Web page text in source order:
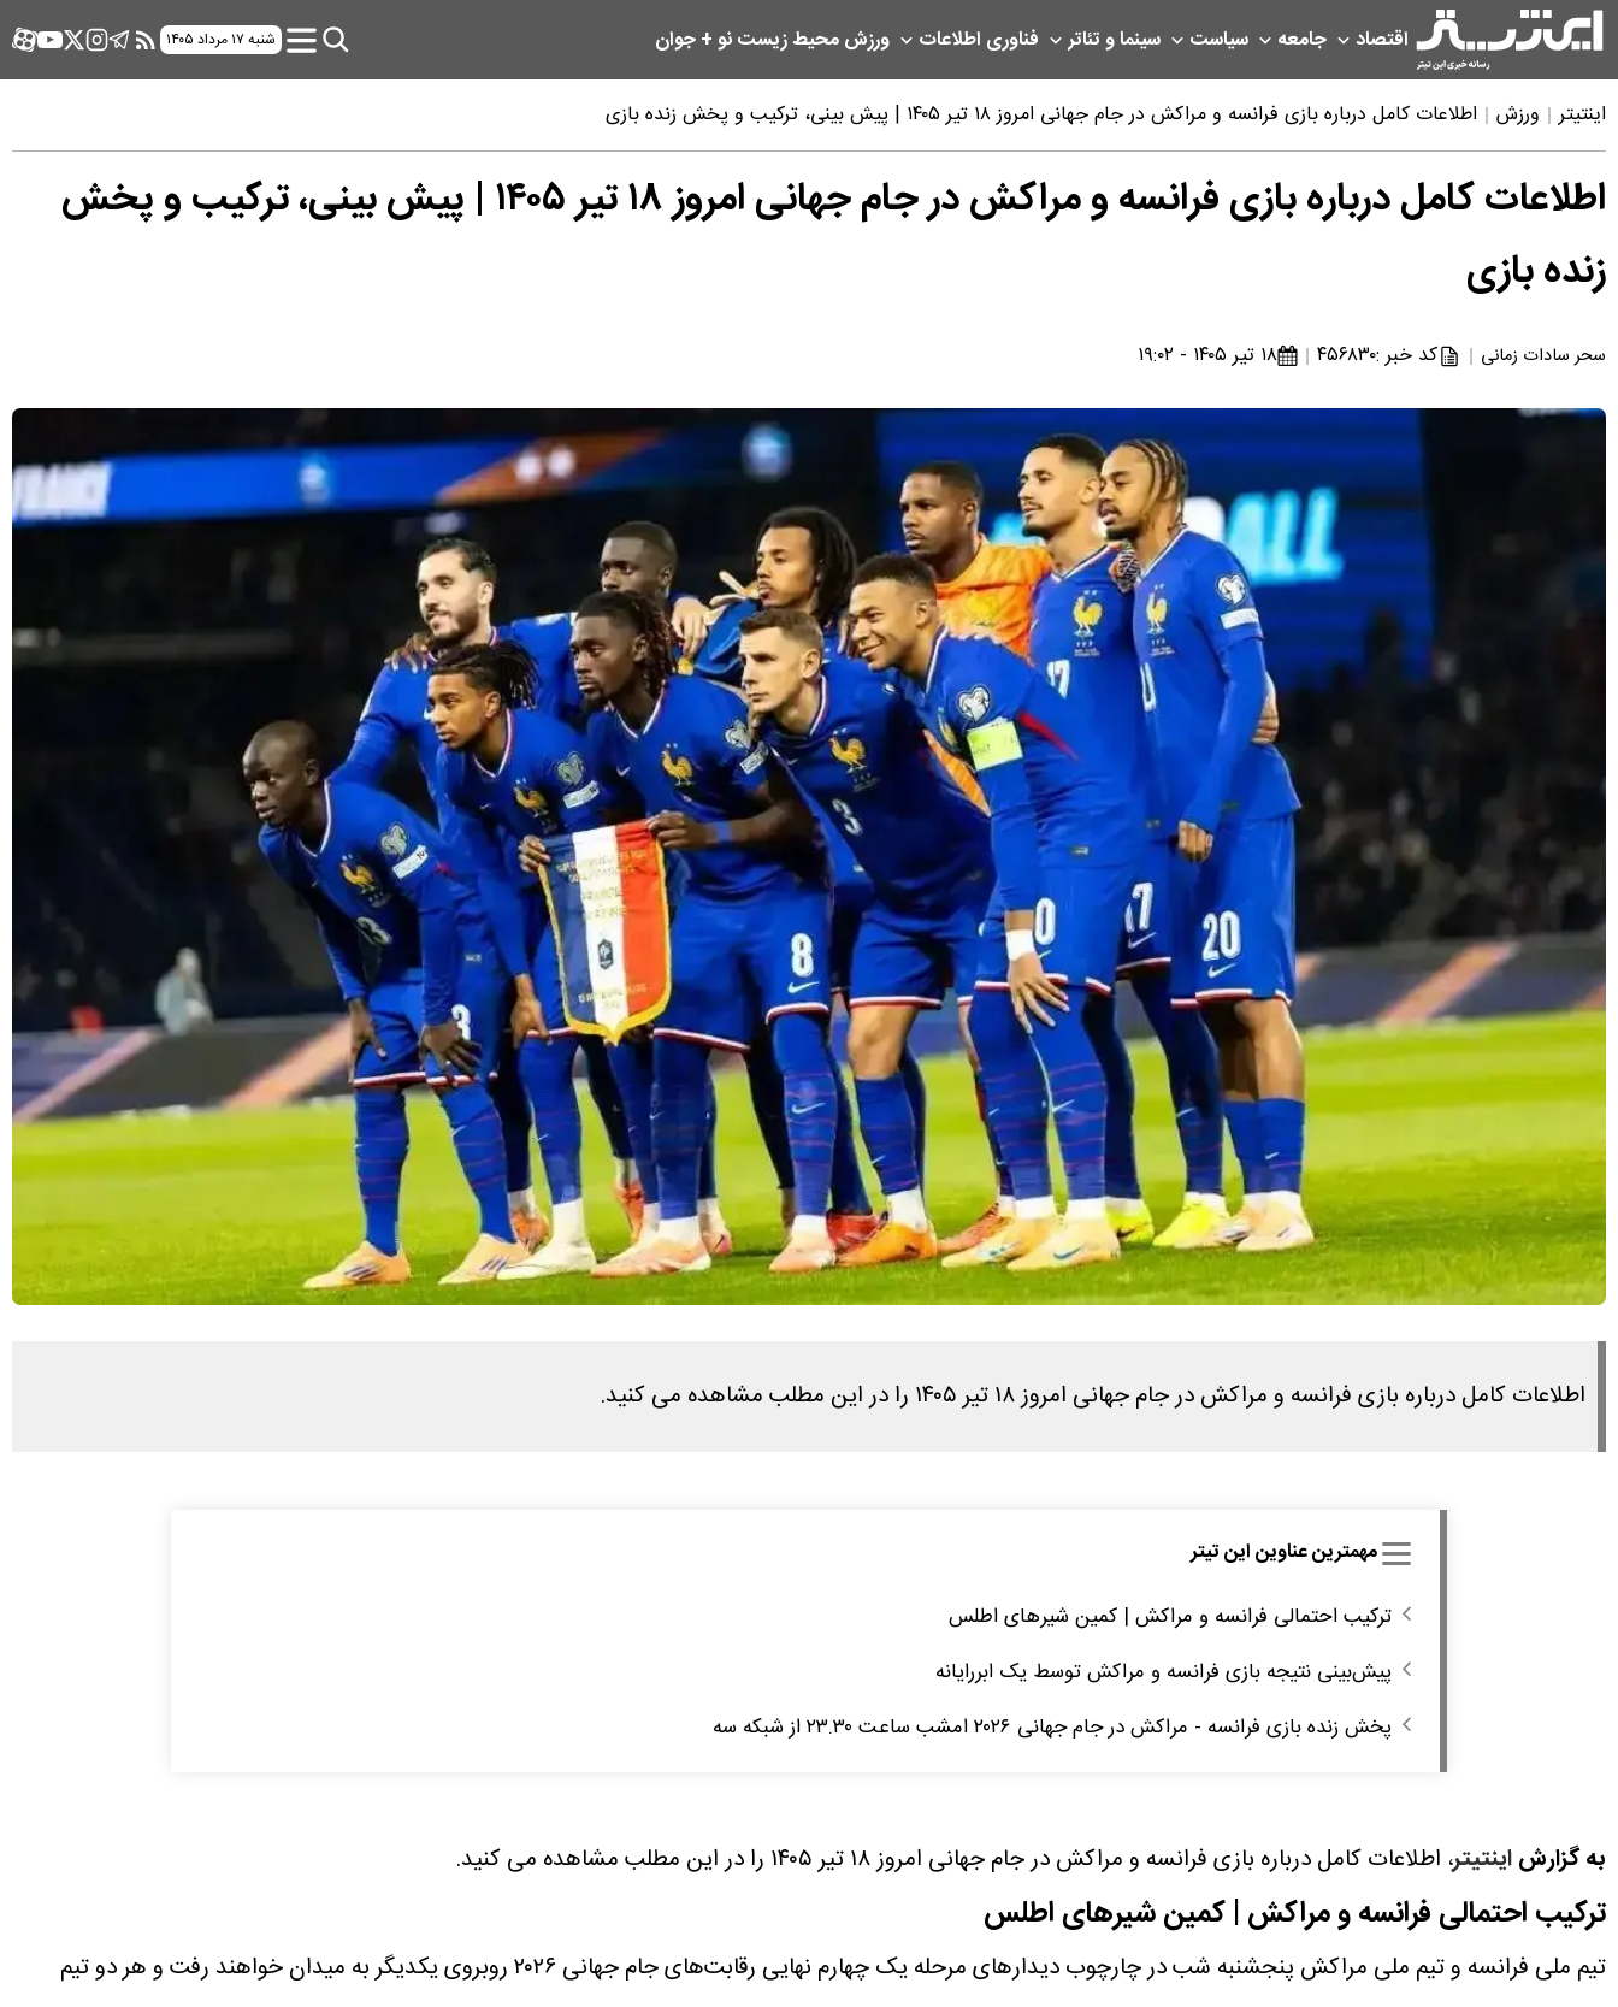
اقتصاد جامعه سیاست سینما و تئاتر فناوری اطلاعات ورزشمحیط زیستنو + جوان شنبه ۱۷ مرداد ۱۴۰۵
اینتیتر ورزش اطلاعات کامل درباره بازی فرانسه و مراکش در جام جهانی امروز ۱۸ تیر ۱۴۰۵ | پیش بینی، ترکیب و پخش زنده بازی
اطلاعات کامل درباره بازی فرانسه و مراکش در جام جهانی امروز ۱۸ تیر ۱۴۰۵ | پیش بینی، ترکیب و پخش
زنده بازی
سحر سادات زمانی کد خبر :۴۵۶۸۳۰ ۱۸ تیر ۱۴۰۵ - ۱۹:۰۲
اطلاعات کامل درباره بازی فرانسه و مراکش در جام جهانی امروز ۱۸ تیر ۱۴۰۵ را در این مطلب مشاهده می کنید.
مهمترین عناوین این تیتر
ترکیب احتمالی فرانسه و مراکش | کمین شیرهای اطلس
پیش‌بینی نتیجه بازی فرانسه و مراکش توسط یک ابررایانه
پخش زنده بازی فرانسه - مراکش در جام جهانی ۲۰۲۶ امشب ساعت ۲۳.۳۰ از شبکه سه
به گزارشاینتیتر، اطلاعات کامل درباره بازی فرانسه و مراکش در جام جهانی امروز ۱۸ تیر ۱۴۰۵ را در این مطلب مشاهده می کنید.
ترکیب احتمالی فرانسه و مراکش | کمین شیرهای اطلس
تیم ملی فرانسه و تیم ملی مراکش پنجشنبه شب در چارچوب دیدارهای مرحله یک چهارم نهایی رقابت‌های جام جهانی ۲۰۲۶ روبروی یکدیگر به میدان خواهند رفت و هر دو تیم